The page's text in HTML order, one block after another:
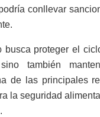
conllevar
busca proteger el
también
de las principales
la seguridad